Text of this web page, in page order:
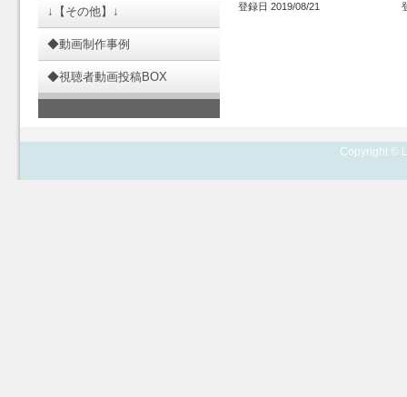
↓【その他】↓
◆動画制作事例
◆視聴者動画投稿BOX
登録日 2019/08/21
Copyright ©